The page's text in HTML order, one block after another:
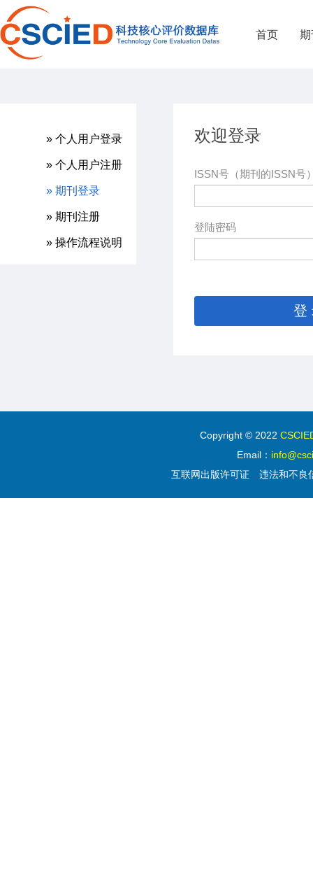
首页 期
» 个人用户登录
» 个人用户注册
» 期刊登录
» 期刊注册
» 操作流程说明
欢迎登录
ISSN号（期刊的ISSN号
登陆密码
Copyright © 2022
Email：
互联网出版许可证
违法和不良